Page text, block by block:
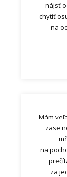
nájsť
chytiť
na
Mám
zase
na
za